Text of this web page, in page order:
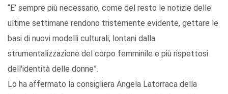
“E’ sempre più necessario, come del resto le notizie delle
ultime settimane rendono tristemente evidente, gettare le
basi di nuovi modelli culturali, lontani dalla
strumentalizzazione del corpo femminile e più rispettosi
dell'identità delle donne”.
Lo ha affermato la consigliera Angela Latorraca della